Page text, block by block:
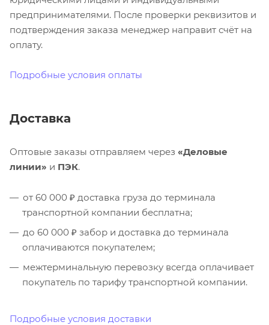
предпринимателями. После проверки реквизитов и
подтверждения заказа менеджер направит счёт на
оплату.
Подробные условия оплаты
Доставка
Оптовые заказы отправляем через «Деловые
линии» и ПЭК.
от 60 000 ₽ доставка груза до терминала
транспортной компании бесплатна;
до 60 000 ₽ забор и доставка до терминала
оплачиваются покупателем;
межтерминальную перевозку всегда оплачивает
покупатель по тарифу транспортной компании.
Подробные условия доставки